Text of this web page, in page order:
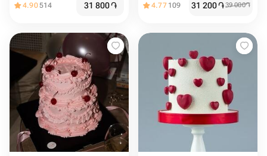
4.90514 31 800֏ 4.77 109 31 200֏39 000֏